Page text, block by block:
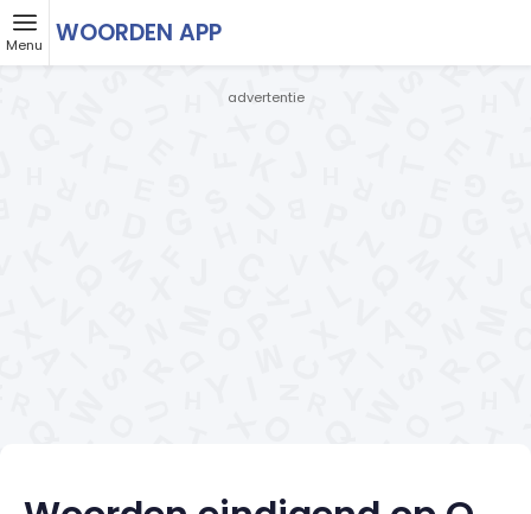
Menu WOORDEN APP
- advertentie -